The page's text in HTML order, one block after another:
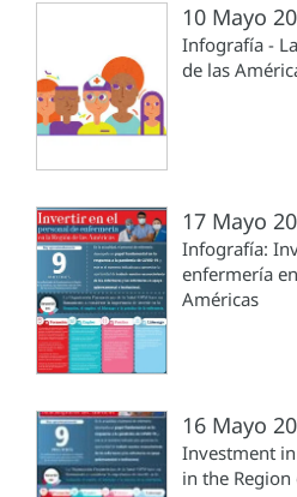
10 Mayo
Infografía -
de las
17 Mayo
Infografía:
enfermería
Américas
16 Mayo
Investment
in the